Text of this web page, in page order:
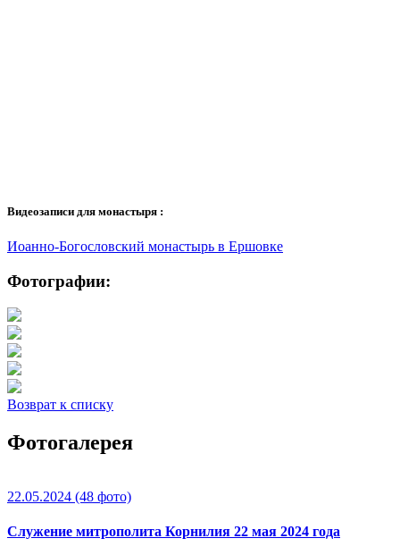
Видеозаписи для монастыря :
Иоанно-Богословский монастырь в Ершовке
Фотографии:
Возврат к списку
Фотогалерея
22.05.2024 (48 фото)
Служение митрополита Корнилия 22 мая 2024 года